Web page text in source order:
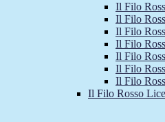
Il Filo
Il Filo
Il Filo
Il Filo
Il Filo
Il Filo
Il Filo
Il Filo Rosso